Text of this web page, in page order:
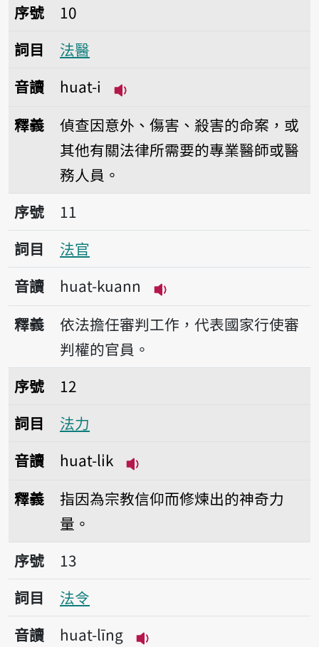
序號10法醫
序號
10
詞目
法醫
音讀
huat-i
釋義
偵查因意外、傷害、殺害的命案，或
其他有關法律所需要的專業醫師或醫
務人員。
序號11法官
序號
11
詞目
法官
音讀
huat-kuann
播放音讀huat-kuann
釋義
依法擔任審判工作，代表國家行使審
判權的官員。
序號12法力
序號
12
詞目
法力
音讀
huat-li̍k
釋義
指因為宗教信仰而修煉出的神奇力
量。
序號13法令
序號
13
詞目
法令
音讀
huat-līng